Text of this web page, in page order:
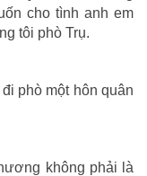
cho tình anh em
tôi phò Trụ.
phò một hôn quân
không phải là